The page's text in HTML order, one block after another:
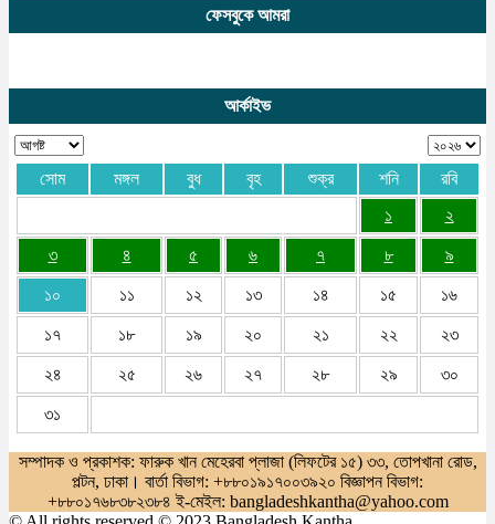
ফেসবুকে আমরা
আর্কাইভ
সোম মঙ্গল বুধ বৃহ শুক্র শনি
রবি
১
২
৩ ৪ ৫ ৬ ৭ ৮ ৯
১০ ১১ ১২ ১৩ ১৪ ১৫ ১৬
১৭ ১৮ ১৯ ২০ ২১ ২২ ২৩
২৪ ২৫ ২৬ ২৭ ২৮ ২৯ ৩০
৩১
সম্পাদক ও প্রকাশক: ফারুক খান মেহেরবা প্লাজা (লিফটের ১৫) ৩৩, তোপখানা রোড,
পল্টন, ঢাকা। বার্তা বিভাগ: +৮৮০১৯১৭০০৩৯২০ বিজ্ঞাপন বিভাগ:
+৮৮০১৭৬৮৩৮২৩৮৪ ই-মেইল: bangladeshkantha@yahoo.com